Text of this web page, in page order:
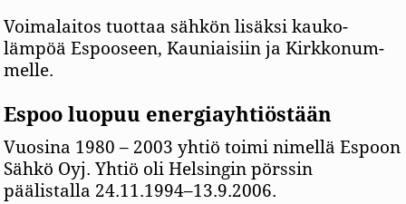
Voima­laitos tuottaa sähkön lisäksi kauko­
lämpöä Espooseen, Kauniaisiin ja Kirkko­num­
melle.
Espoo luopuu energiayhtiöstään
Vuosina 1980 – 2003 yhtiö toimi nimellä Espoon
Sähkö Oyj. Yhtiö oli Helsingin pörssin
päälistalla 24.11.1994–13.9.2006.